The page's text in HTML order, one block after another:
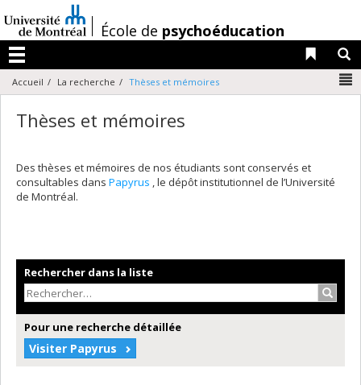
au
contenu
/École de psychoéducation
Menu
Liens
Accueil La recherche Thèses et mémoires
Thèses et mémoires
Des thèses et mémoires de nos étudiants sont conservés et
consultables dans Papyrus , le dépôt institutionnel de l’Université
de Montréal.
Rechercher dans la liste
Pour une recherche détaillée
Visiter Papyrus